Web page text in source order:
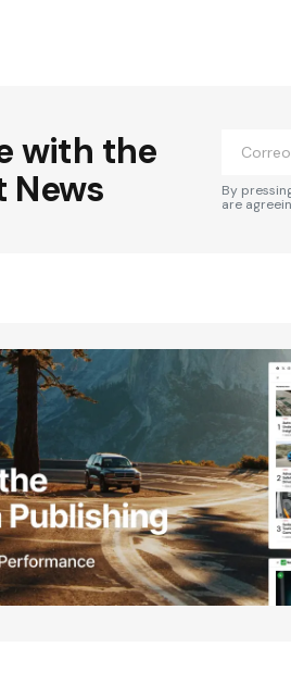
with the
By
are